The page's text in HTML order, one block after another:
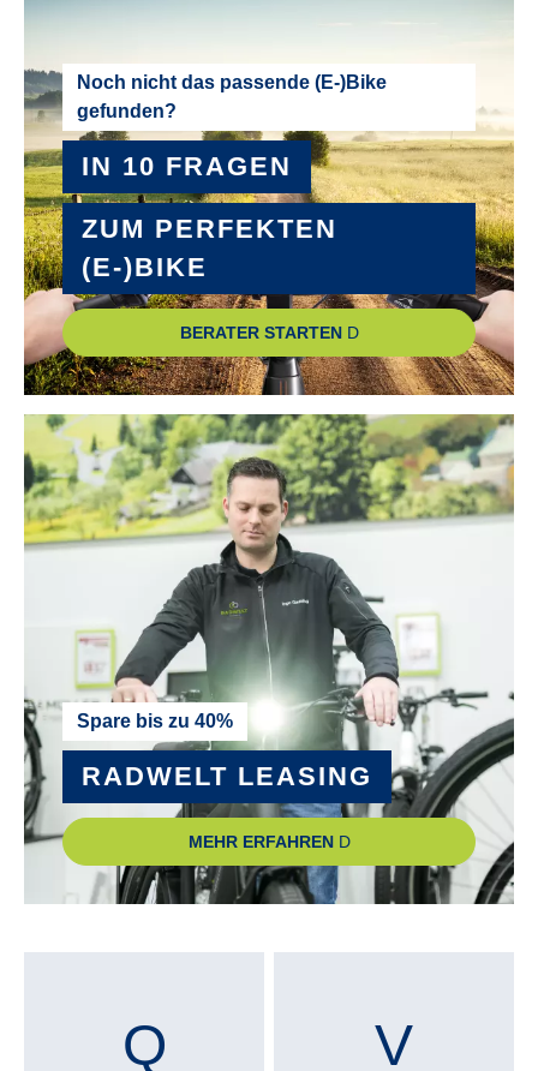
SATTEL :
spezieller Kindersattel
SCHALTUNGSTYP :
ohne Schaltung
SONSTIGES :
zulässiges Gesamtgewicht 60kg, Seitenständer,
VORBAU :
leichter Ahead-Vorbau
Technische Ausstattungsänderungen und Irrtümer
vorbehalten.
Noch nicht das passende (E-)Bike
gefunden?
IN 10 FRAGEN
ZUM PERFEKTEN
(E-)BIKE
BERATER STARTEN
Spare bis zu 40%
RADWELT LEASING
MEHR ERFAHREN